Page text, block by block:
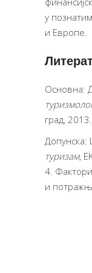
у
и Европе.
Основна:
град, 2013.
Допунска:
туризам,
4.
и